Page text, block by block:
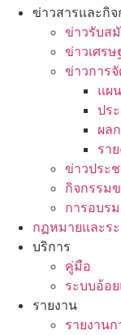
ข่าวสารและกิจ
ข่าวรับส
ข่าวเศร
ข่าวการ
แผ
ปร
ผล
รา
ข่าวประ
กิจกรรม
การอบรม
กฏหมายและระ
บริการ
คู่มือ
ระบบอ้อ
รายงาน
รายงาน